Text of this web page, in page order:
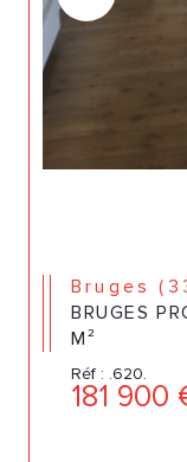
Bruges
BRUGES
M²
Réf : .620.
181 900